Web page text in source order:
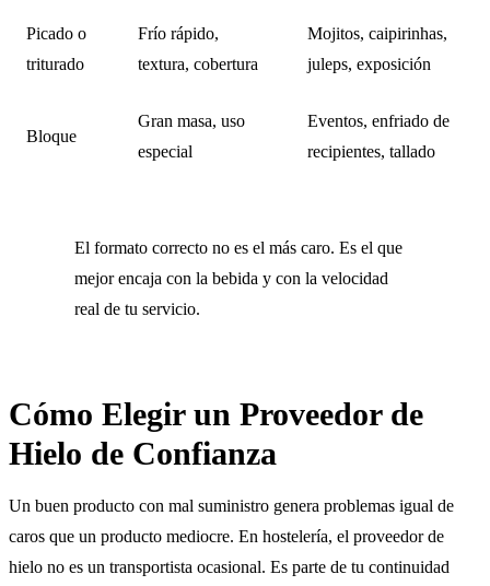
Picado o
triturado
Frío rápido,
textura, cobertura
Mojitos, caipirinhas,
juleps, exposición
Bloque
Gran masa, uso
especial
Eventos, enfriado de
recipientes, tallado
El formato correcto no es el más caro. Es el que
mejor encaja con la bebida y con la velocidad
real de tu servicio.
Cómo Elegir un Proveedor de
Hielo de Confianza
Un buen producto con mal suministro genera problemas igual de
caros que un producto mediocre. En hostelería, el proveedor de
hielo no es un transportista ocasional. Es parte de tu continuidad